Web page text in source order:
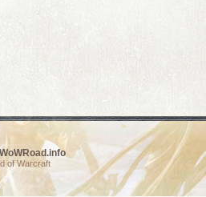
WoWRoad.info
of Warcraft